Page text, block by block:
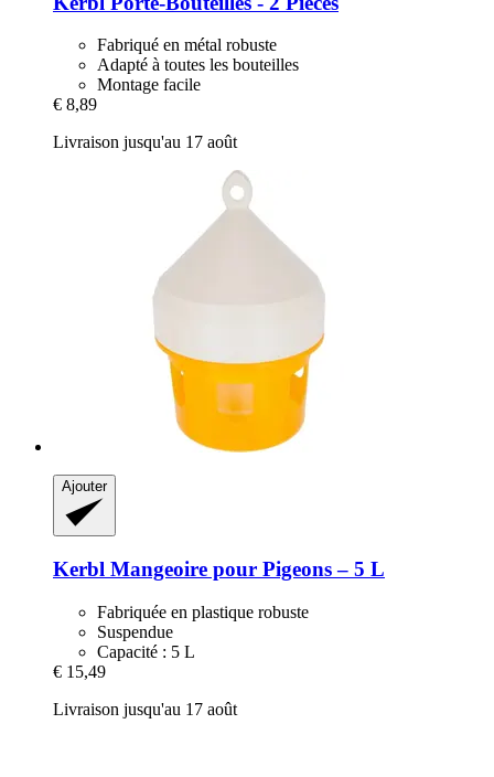
Fabriqué en métal robuste
Adapté à toutes les bouteilles
Montage facile
€ 8,89
Livraison jusqu'au 17 août
Ajouter
Kerbl Mangeoire pour Pigeons – 5 L
Fabriquée en plastique robuste
Suspendue
Capacité : 5 L
€ 15,49
Livraison jusqu'au 17 août